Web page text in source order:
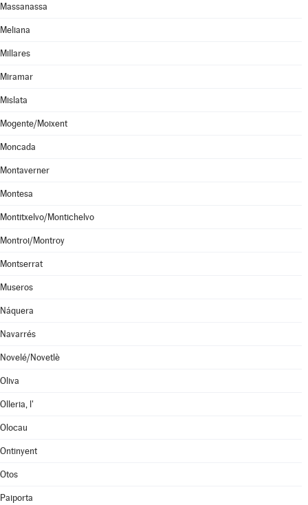
Massanassa
Meliana
Millares
Miramar
Mislata
Mogente/Moixent
Moncada
Montaverner
Montesa
Montitxelvo/Montichelvo
Montroi/Montroy
Montserrat
Museros
Náquera
Navarrés
Novelé/Novetlè
Oliva
Olleria, l'
Olocau
Ontinyent
Otos
Paiporta